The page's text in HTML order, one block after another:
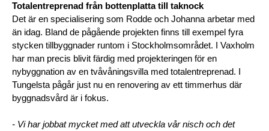
Totalentreprenad från bottenplatta till taknock
Det är en specialisering som Rodde och Johanna arbetar med
än idag. Bland de pågående projekten finns till exempel fyra
stycken tillbyggnader runtom i Stockholmsområdet. I Vaxholm
har man precis blivit färdig med projekteringen för en
nybyggnation av en tvåvåningsvilla med totalentreprenad. I
Tungelsta pågår just nu en renovering av ett timmerhus där
byggnadsvård är i fokus.
- Vi har jobbat mycket med att utveckla vår nisch och det